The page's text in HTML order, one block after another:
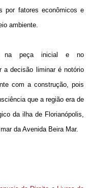
por fatores econômicos e
ambiente.
na peça inicial e no
a decisão liminar é notório
com a construção, pois
que a região era de
da ilha de Florianópolis,
da Avenida Beira Mar.